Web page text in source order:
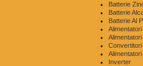
Batterie
Batterie
Batterie Al
Alimentatori
Alimentatori
Convertitori
Alimentatori
Inverter